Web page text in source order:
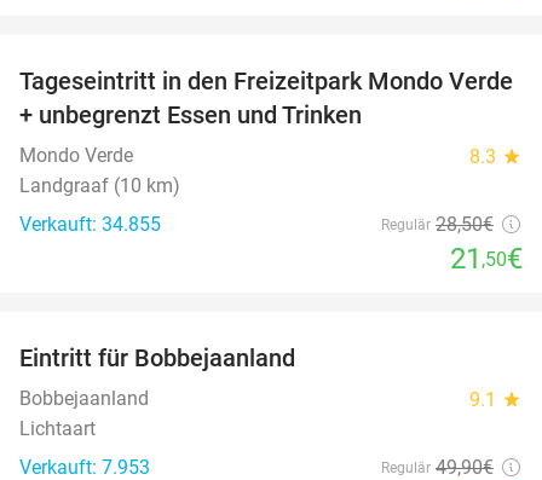
25%
Tageseintritt in den Freizeitpark Mondo Verde
+ unbegrenzt Essen und Trinken
Mondo Verde 8.3 star
Landgraaf (10 km)
Verkauft: 34.855
Regulär 28,50€
21 ,50€
Eintritt für Bobbejaanland
Bobbejaanland 9.1 star
Lichtaart
Verkauft: 7.953
Regulär 49,90€